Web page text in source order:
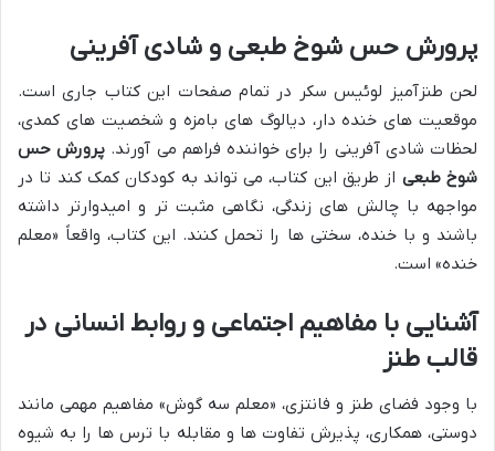
پرورش حس شوخ طبعی و شادی آفرینی
لحن طنزآمیز لوئیس سکر در تمام صفحات این کتاب جاری است.
موقعیت های خنده دار، دیالوگ های بامزه و شخصیت های کمدی،
لحظات شادی آفرینی را برای خواننده فراهم می آورند. پرورش حس
شوخ طبعی از طریق این کتاب، می تواند به کودکان کمک کند تا در
مواجهه با چالش های زندگی، نگاهی مثبت تر و امیدوارتر داشته
باشند و با خنده، سختی ها را تحمل کنند. این کتاب، واقعاً «معلم
خنده» است.
آشنایی با مفاهیم اجتماعی و روابط انسانی در
قالب طنز
با وجود فضای طنز و فانتزی، «معلم سه گوش» مفاهیم مهمی مانند
دوستی، همکاری، پذیرش تفاوت ها و مقابله با ترس ها را به شیوه